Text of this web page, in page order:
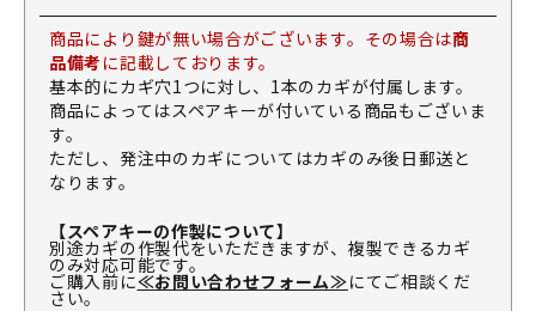
商品により鍵が無い場合がございます。その場合は商
品備考 に記載しております。
基本的にカギ穴1つに対し、1本のカギが付属します。
商品によってはスペアキーが付いている商品もございま
す。
ただし、発注中のカギについてはカギのみ後日郵送と
なります。
【スペアキーの作製について】
別途カギの作製代をいただきますが、複製できるカギ
のみ対応可能です。
ご購入前に≪お問い合わせフォーム≫にてご相談くだ
さい。